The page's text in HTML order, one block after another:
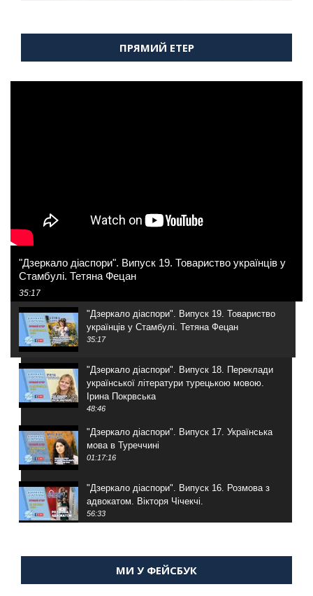
ПРЯМИЙ ЕТЕР
"Дзеркало діаспори". Випуск 19. Товариство українців у
Стамбулі. Тетяна Фецан
35:17
"Дзеркало діаспори". Випуск 19. Товариство
українців у Стамбулі. Тетяна Фецан
35:17
"Дзеркало діаспори". Випуск 18. Переклади
української літератури турецькою мовою.
Ірина Покрвська
48:46
"Дзеркало діаспори". Випуск 17. Українська
мова в Туреччині
01:17:16
"Дзеркало діаспори". Випуск 16. Розмова з
адвокатом. Вікторя Чічекчі.
56:33
Мухарський про життя в Туреччині
МИ У ФЕЙСБУК